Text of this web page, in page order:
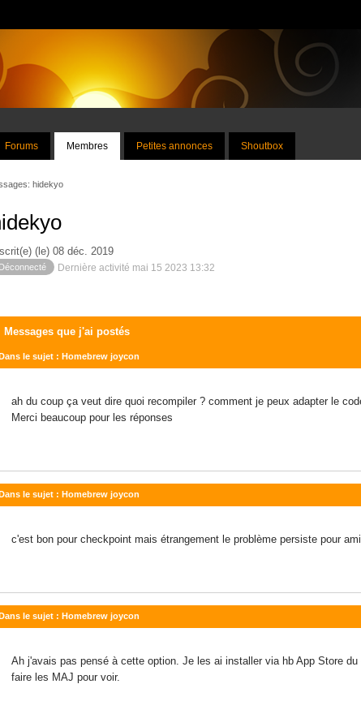
Forums Membres Petites annonces Shoutbox
hidekyo
(le) 08 déc. 2019
Déconnecté Dernière activité mai 15 2023 13:32
Messages que j'ai postés
le sujet : Homebrew joycon
ah du coup ça veut dire quoi recompiler ? comment je peux adapter le
Merci beaucoup pour les réponses
le sujet : Homebrew joycon
c'est bon pour checkpoint mais étrangement le problème persiste pour
le sujet : Homebrew joycon
Ah j'avais pas pensé à cette option. Je les ai installer via hb App Store
faire les MAJ pour voir.